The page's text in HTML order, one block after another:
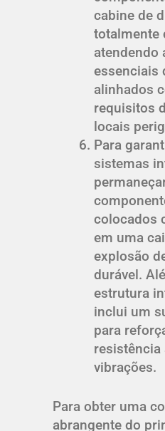
cabine de
totalmente
atendendo
essenciais
alinhados
requisitos
locais
Para
sistemas
colocados
em uma
explosão
durável.
estrutura
inclui um
para
resistência
vibrações.
Para obter uma
abrangente do